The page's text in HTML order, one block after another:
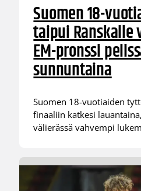
Suomen 18-
taipui Ranskalle
EM-pronssi
sunnuntaina
Suomen 18-vuotiaiden
finaaliin katkesi
välierässä vahvempi